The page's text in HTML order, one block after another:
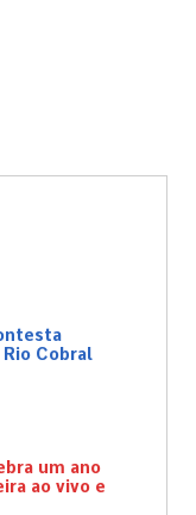
Cobral
um ano
ao vivo e